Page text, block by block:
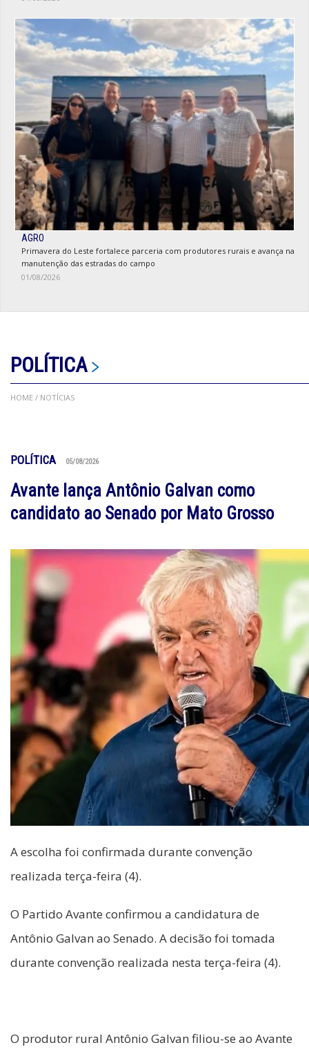
AGRO
Primavera do Leste fortalece parceria com produtores rurais e avança na
manutenção das estradas do campo
01/08/2026
POLÍTICA
HOME / NOTÍCIAS
POLÍTICA 05/08/2026
Avante lança Antônio Galvan como
candidato ao Senado por Mato Grosso
A escolha foi confirmada durante convenção
realizada terça-feira (4).
O Partido Avante confirmou a candidatura de
Antônio Galvan ao Senado. A decisão foi tomada
durante convenção realizada nesta terça-feira (4).
O produtor rural Antônio Galvan filiou-se ao Avante